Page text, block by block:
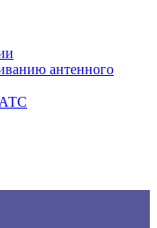
антенного